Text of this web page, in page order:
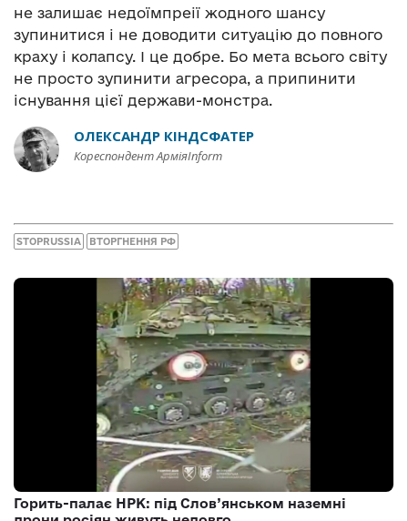
не залишає недоїмпреії жодного шансу
зупинитися і не доводити ситуацію до повного
краху і колапсу. І це добре. Бо мета всього світу
не просто зупинити агресора, а припинити
існування цієї держави-монстра.
ОЛЕКСАНДР КІНДСФАТЕР
Кореспондент АрміяInform
STOPRUSSIA ВТОРГНЕННЯ РФ
Горить-палає НРК: під Слов’янськом наземні